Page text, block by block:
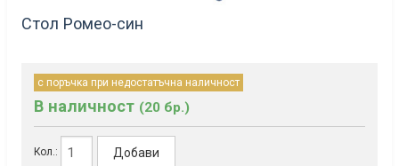
Стол Ромео-син
с поръчка при недостатъчна наличност
В наличност (20 бр.)
Кол.: Добави